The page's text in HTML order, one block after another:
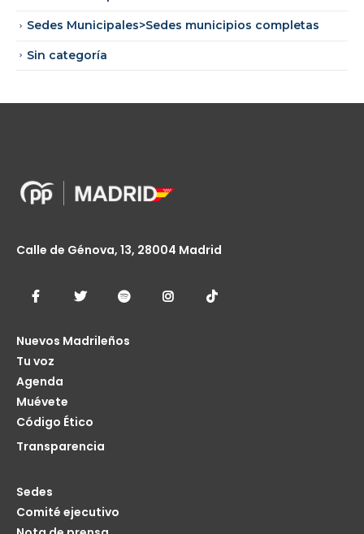
Sedes Municipales>Sedes municipios completas
Sin categoría
Calle de Génova, 13, 28004 Madrid
Nuevos Madrileños
Tu voz
Agenda
Muévete
Código Ético
Transparencia
Sedes
Comité ejecutivo